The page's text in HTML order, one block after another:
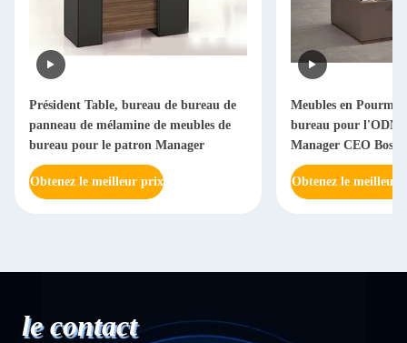
Président Table, bureau de bureau de
panneau de mélamine de meubles de
bureau pour le patron Manager
Obtenez le meilleur prix
Meubles en Pourme
bureau pour l'ODM
Manager CEO Boss
Obtenez le meilleur
le contact